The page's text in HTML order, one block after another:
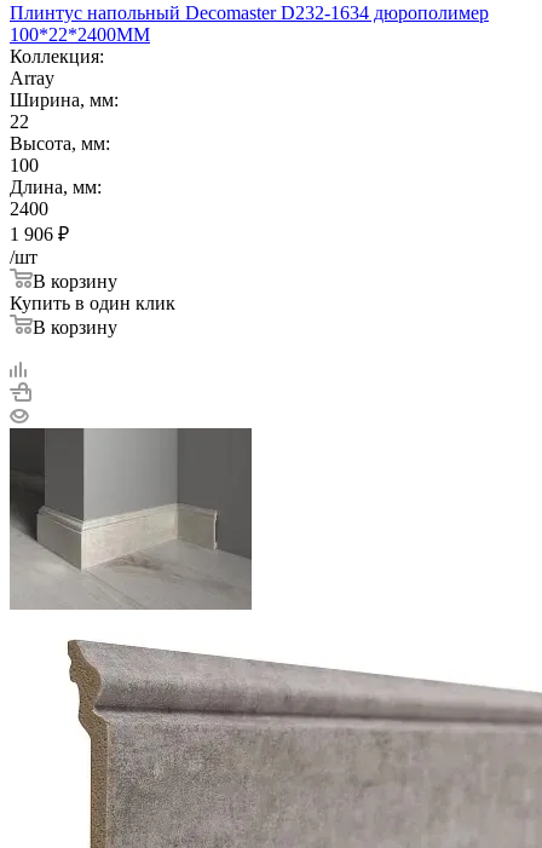
Плинтус напольный Decomaster D232-1634 дюрополимер
100*22*2400ММ
Коллекция:
Array
Ширина, мм:
22
Высота, мм:
100
Длина, мм:
2400
1 906 ₽
/шт
В корзину
Купить в один клик
В корзину